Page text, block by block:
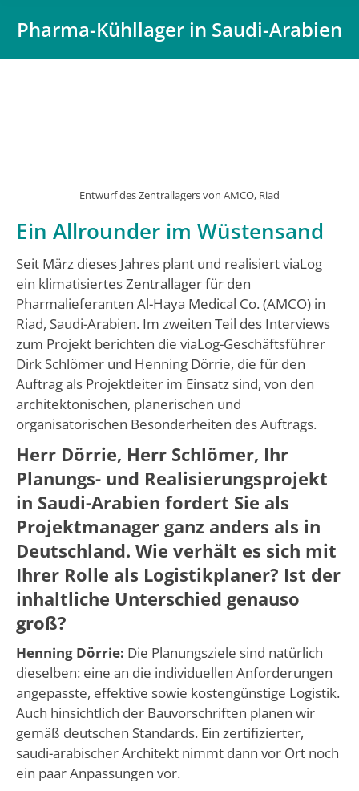
Pharma-Kühllager in Saudi-Arabien
Entwurf des Zentrallagers von AMCO, Riad
Ein Allrounder im Wüstensand
Seit März dieses Jahres plant und realisiert viaLog
ein klimatisiertes Zentrallager für den
Pharmalieferanten Al-Haya Medical Co. (AMCO) in
Riad, Saudi-Arabien. Im zweiten Teil des Interviews
zum Projekt berichten die viaLog-Geschäftsführer
Dirk Schlömer und Henning Dörrie, die für den
Auftrag als Projektleiter im Einsatz sind, von den
architektonischen, planerischen und
organisatorischen Besonderheiten des Auftrags.
Herr Dörrie, Herr Schlömer, Ihr
Planungs- und Realisierungsprojekt
in Saudi-Arabien fordert Sie als
Projektmanager ganz anders als in
Deutschland. Wie verhält es sich mit
Ihrer Rolle als Logistikplaner? Ist der
inhaltliche Unterschied genauso
groß?
Henning Dörrie: Die Planungsziele sind natürlich
dieselben: eine an die individuellen Anforderungen
angepasste, effektive sowie kostengünstige Logistik.
Auch hinsichtlich der Bauvorschriften planen wir
gemäß deutschen Standards. Ein zertifizierter,
saudi-arabischer Architekt nimmt dann vor Ort noch
ein paar Anpassungen vor.